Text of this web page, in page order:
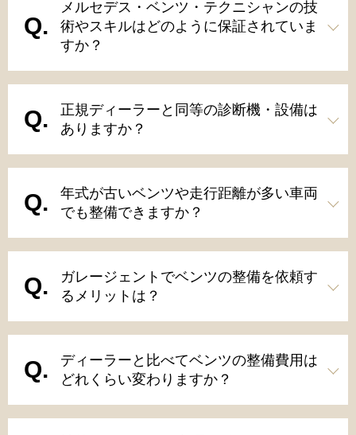
メルセデス・ベンツ・テクニシャンの技
術やスキルはどのように保証されていま
すか？
正規ディーラーと同等の診断機・設備は
ありますか？
年式が古いベンツや走行距離が多い車両
でも整備できますか？
ガレージェントでベンツの整備を依頼す
るメリットは？
ディーラーと比べてベンツの整備費用は
どれくらい変わりますか？